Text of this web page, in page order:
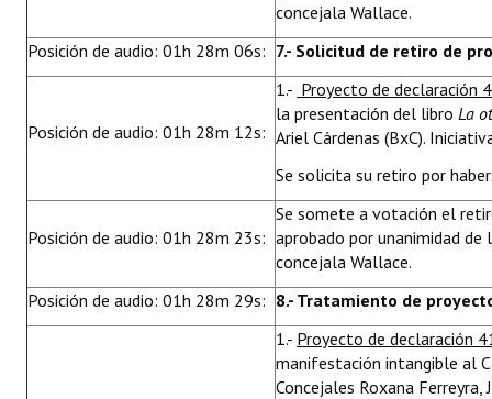
concejala Wallace.
Posición de audio: 01h 28m 06s: 7.- Solicitud de retiro de
Posición de audio: 01h 28m 12s:
1.- Proyecto de declaración
la presentación del libro La
Ariel Cárdenas (BxC).
Se solicita su retiro por
Posición de audio: 01h 28m 23s:
Se somete a votación el
aprobado por unanimidad
concejala Wallace.
Posición de audio: 01h 28m 29s: 8.- Tratamiento de
1.- Proyecto de declaración
manifestación intangible al
Concejales Roxana Ferreyra,